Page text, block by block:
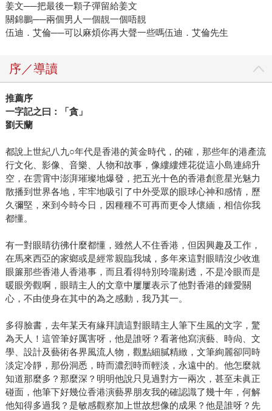
姜文──把最後一顆子彈留給姜文
關錦鵬──兩個男人一個靚一個唔靚
伍迪．艾倫──可以麻煩你再大聲一些嗎伍迪．艾倫先生
序／導讀
推薦序
一字記之曰：「貪」
劉天蘭
都說上世紀八九○年代是香港的黃金時代，的確，那些年的港產流
行文化、影像、音樂、人物和故事，像縷縷煙花從這小島連綿升
空，在雲霄中澎湃璀璨地爆發，把五光十色的香港創意星光魅力
散播到世界各地，牢牢地吸引了中外受眾的眼球心神和感情，歷
久彌堅，來到今時今日，因種種不可再而更令人懷緬，相信你我
都懂。
有一對眼睛彷彿什麼都懂，雖然人不住香港，但因興趣及工作，
在馬來西亞的家鄉或是經常親臨我城，多年來這對眼睛沒少收進
眼簾那些香港人香港事，而且看得特別玲瓏剔透，不是冷眼而是
暖眼旁觀啊，眼睛主人的文章中屢屢表示了他對香港的鍾愛關
心，不由使身在其中的為之感動，我乃其一。
多得臉書，去年某天有緣拜讀這對眼睛主人筆下生風的文字，驚
為天人！這管筆好厲害呀，他是誰呀？看著他寫演藝、時尙、文
學、設計及藝術各界風流人物，觀點細膩精緻，文筆絢麗卻同時
淡定冷靜，那份洞悉，時而濃烈時而輕淡，永遠中的。他怎麼就
知道那麼多？那麼深？明明他說只見過對方一兩次，甚至未眞正
碰面，他筆下好幾位香港演藝界朋友我的確認識了幾十年，何解
他知得多過我？是敏感觀察加上世故想像的成果？他是誰呀？先